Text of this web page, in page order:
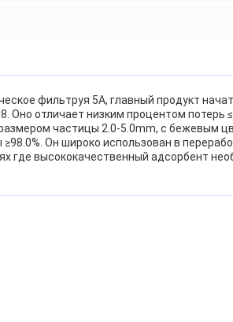
фильтруя 5A, главный продукт
Оно отличает низким процентом потерь
частицы 2.0-5.0mm, с бежевым
Он широко использован в
где высококачественный адсорбент